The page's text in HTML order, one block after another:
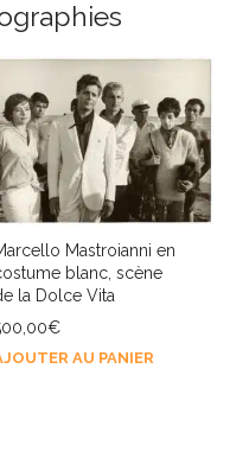
Mastroianni en
blanc, scène
la Dolce Vita
€
AU PANIER